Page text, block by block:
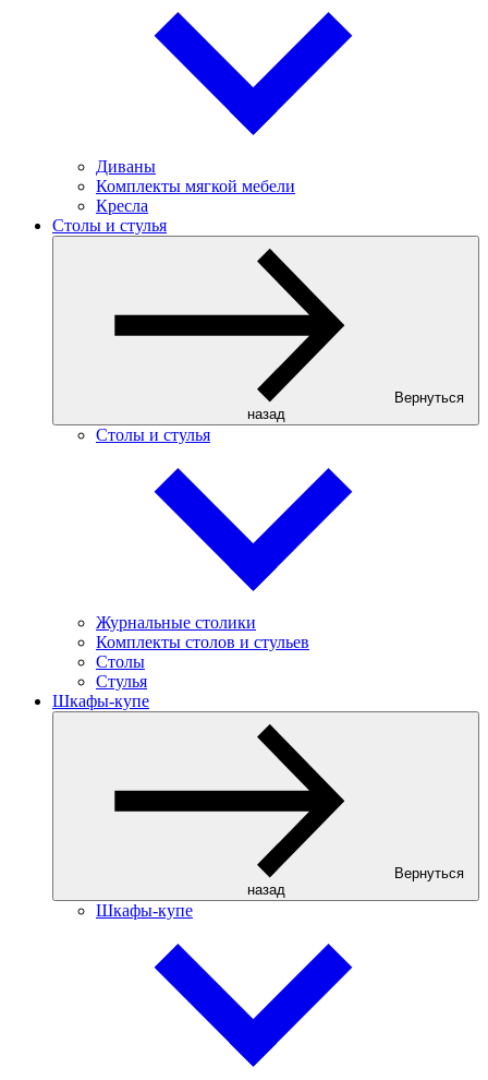
Диваны
Комплекты мягкой мебели
Кресла
Столы и стулья
Вернуться
назад
Столы и стулья
Журнальные столики
Комплекты столов и стульев
Столы
Стулья
Шкафы-купе
Вернуться
назад
Шкафы-купе